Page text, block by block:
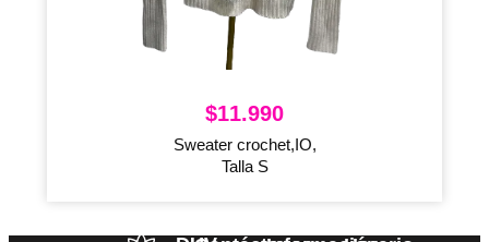
$11.990
Sweater crochet,IO,
Talla S